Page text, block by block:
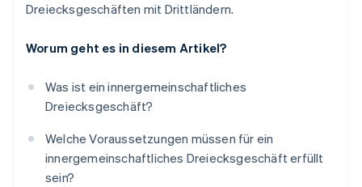
Dreiecksgeschäften mit Drittländern.
Worum geht es in diesem Artikel?
Was ist ein innergemeinschaftliches
Dreiecksgeschäft?
Welche Voraussetzungen müssen für ein
innergemeinschaftliches Dreiecksgeschäft erfüllt
sein?